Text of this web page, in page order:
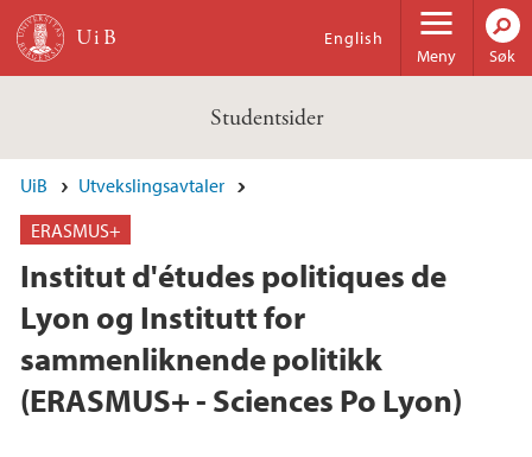
Hopp til hovedinnhold
Meny
English
Søk
Studentsider
UiB
Utvekslingsavtaler
ERASMUS+
Institut d'études politiques de
Lyon og Institutt for
sammenliknende politikk
(ERASMUS+ - Sciences Po Lyon)